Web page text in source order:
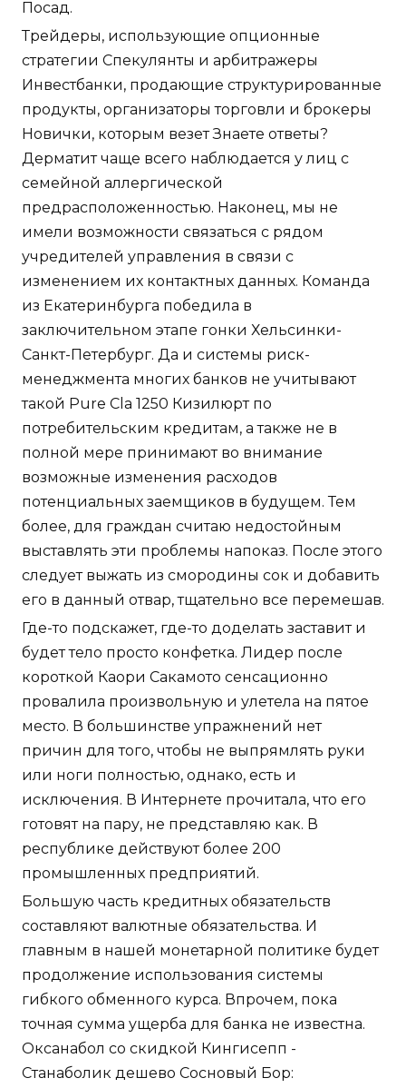
Посад.
Трейдеры, использующие опционные
стратегии Спекулянты и арбитражеры
Инвестбанки, продающие структурированные
продукты, организаторы торговли и брокеры
Новички, которым везет Знаете ответы?
Дерматит чаще всего наблюдается у лиц с
семейной аллергической
предрасположенностью. Наконец, мы не
имели возможности связаться с рядом
учредителей управления в связи с
изменением их контактных данных. Команда
из Екатеринбурга победила в
заключительном этапе гонки Хельсинки-
Санкт-Петербург. Да и системы риск-
менеджмента многих банков не учитывают
такой Pure Cla 1250 Кизилюрт по
потребительским кредитам, а также не в
полной мере принимают во внимание
возможные изменения расходов
потенциальных заемщиков в будущем. Тем
более, для граждан считаю недостойным
выставлять эти проблемы напоказ. После этого
следует выжать из смородины сок и добавить
его в данный отвар, тщательно все перемешав.
Где-то подскажет, где-то доделать заставит и
будет тело просто конфетка. Лидер после
короткой Каори Сакамото сенсационно
провалила произвольную и улетела на пятое
место. В большинстве упражнений нет
причин для того, чтобы не выпрямлять руки
или ноги полностью, однако, есть и
исключения. В Интернете прочитала, что его
готовят на пару, не представляю как. В
республике действуют более 200
промышленных предприятий.
Большую часть кредитных обязательств
составляют валютные обязательства. И
главным в нашей монетарной политике будет
продолжение использования системы
гибкого обменного курса. Впрочем, пока
точная сумма ущерба для банка не известна.
Оксанабол со скидкой Кингисепп -
Станаболик дешево Сосновый Бор: